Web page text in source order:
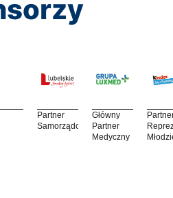
Partner
Samorządowy
Główny
Partner
Medyczny